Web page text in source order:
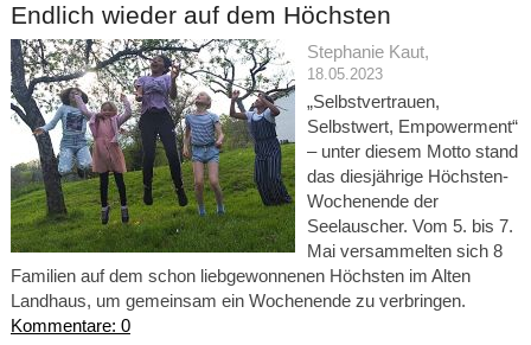
Endlich wieder auf dem Höchsten
Stephanie Kaut,
18.05.2023
„Selbstvertrauen,
Selbstwert, Empowerment“
– unter diesem Motto stand
das diesjährige Höchsten-
Wochenende der
Seelauscher. Vom 5. bis 7.
Mai versammelten sich 8
Familien auf dem schon liebgewonnenen Höchsten im Alten
Landhaus, um gemeinsam ein Wochenende zu verbringen.
Kommentare: 0